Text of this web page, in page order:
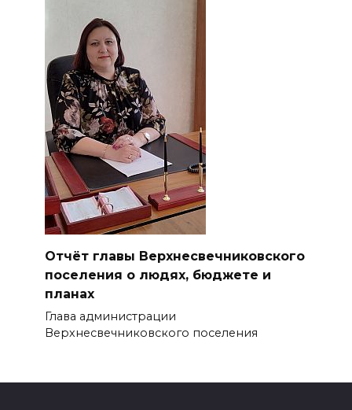
Отчёт главы Верхнесвечниковского
поселения о людях, бюджете и
планах
Глава администрации
Верхнесвечниковского поселения